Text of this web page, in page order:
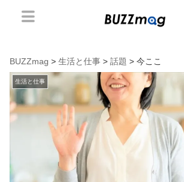
BUZZmag > 生活と仕事 > 話題 > 今ここ
生活と仕事